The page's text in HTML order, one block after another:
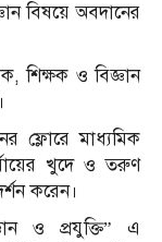
বিষয়ে অবদানের
শিক্ষক ও বিজ্ঞান
ফ্লোরে মাধ্যমিক
খুদে ও তরুণ
করেন।
ও প্রযুক্তি” এ